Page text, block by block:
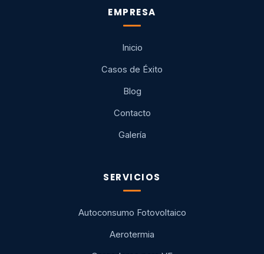
EMPRESA
Inicio
Casos de Éxito
Blog
Contacto
Galería
SERVICIOS
Autoconsumo Fotovoltaico
Aerotermia